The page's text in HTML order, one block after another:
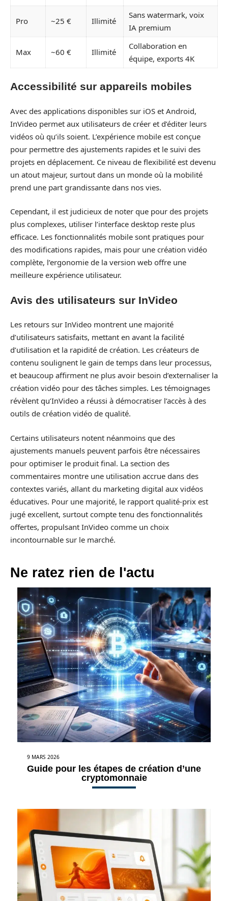
Pro ~25 € Illimité
Sans watermark, voix
IA premium
Max ~60 € Illimité
Collaboration en
équipe, exports 4K
Accessibilité sur appareils mobiles
Avec des applications disponibles sur iOS et Android,
InVideo permet aux utilisateurs de créer et d’éditer leurs
vidéos où qu’ils soient. L’expérience mobile est conçue
pour permettre des ajustements rapides et le suivi des
projets en déplacement. Ce niveau de flexibilité est devenu
un atout majeur, surtout dans un monde où la mobilité
prend une part grandissante dans nos vies.
Cependant, il est judicieux de noter que pour des projets
plus complexes, utiliser l’interface desktop reste plus
efficace. Les fonctionnalités mobile sont pratiques pour
des modifications rapides, mais pour une création vidéo
complète, l’ergonomie de la version web offre une
meilleure expérience utilisateur.
Avis des utilisateurs sur InVideo
Les retours sur InVideo montrent une majorité
d’utilisateurs satisfaits, mettant en avant la facilité
d’utilisation et la rapidité de création. Les créateurs de
contenu soulignent le gain de temps dans leur processus,
et beaucoup affirment ne plus avoir besoin d’externaliser la
création vidéo pour des tâches simples. Les témoignages
révèlent qu’InVideo a réussi à démocratiser l’accès à des
outils de création vidéo de qualité.
Certains utilisateurs notent néanmoins que des
ajustements manuels peuvent parfois être nécessaires
pour optimiser le produit final. La section des
commentaires montre une utilisation accrue dans des
contextes variés, allant du marketing digital aux vidéos
éducatives. Pour une majorité, le rapport qualité-prix est
jugé excellent, surtout compte tenu des fonctionnalités
offertes, propulsant InVideo comme un choix
incontournable sur le marché.
Ne ratez rien de l'actu
9 MARS 2026
Guide pour les étapes de création d’une
cryptomonnaie